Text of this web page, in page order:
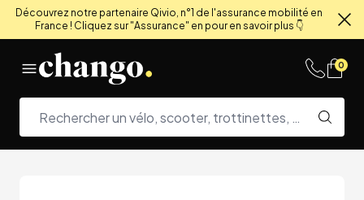
Découvrez notre partenaire Qivio, n°1 de l'assurance mobilité en
France ! Cliquez sur "Assurance" en pour en savoir plus 👇
0